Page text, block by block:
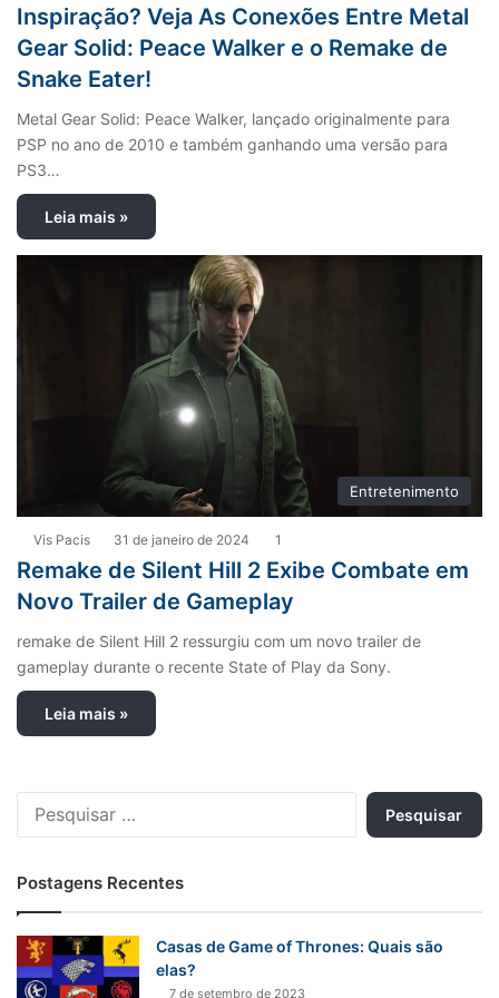
Inspiração? Veja As Conexões Entre Metal
Gear Solid: Peace Walker e o Remake de
Snake Eater!
Metal Gear Solid: Peace Walker, lançado originalmente para
PSP no ano de 2010 e também ganhando uma versão para
PS3…
Leia mais »
Entretenimento
Vis Pacis 31 de janeiro de 2024 1
Remake de Silent Hill 2 Exibe Combate em
Novo Trailer de Gameplay
remake de Silent Hill 2 ressurgiu com um novo trailer de
gameplay durante o recente State of Play da Sony.
Leia mais »
s
Postagens Recentes
Casas de Game of Thrones: Quais são
elas?
7 de setembro de 2023